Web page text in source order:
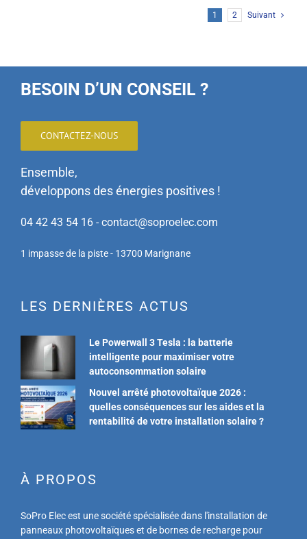
1 2 Suivant
BESOIN D’UN CONSEIL ?
CONTACTEZ-NOUS
Ensemble,
développons des énergies positives !
04 42 43 54 16 - contact@soproelec.com
1 impasse de la piste - 13700 Marignane
LES DERNIÈRES ACTUS
Le Powerwall 3 Tesla : la batterie
intelligente pour maximiser votre
autoconsommation solaire
Nouvel arrêté photovoltaïque 2026 :
quelles conséquences sur les aides et la
rentabilité de votre installation solaire ?
À PROPOS
SoPro Elec est une société spécialisée dans l'installation de
panneaux photovoltaïques et de bornes de recharge pour